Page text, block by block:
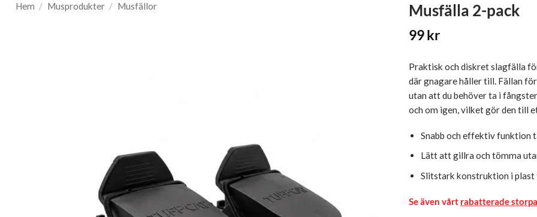
Hem / Musprodukter / Musfällor Musfälla 2-pack
99kr
Praktisk och diskret slagfälla
där gnagare håller till. Fällan
utan att du behöver ta i
och om igen, vilket gör den till
Snabb och effektiv funktion
Lätt att gillra och tömma
Slitstark konstruktion i plast
Se även vårt rabatterade